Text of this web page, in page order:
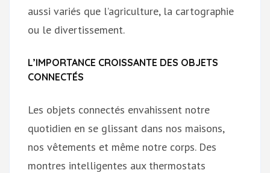
aussi variés que l’agriculture, la cartographie
ou le divertissement.
L’IMPORTANCE CROISSANTE DES OBJETS
CONNECTÉS
Les objets connectés envahissent notre
quotidien en se glissant dans nos maisons,
nos vêtements et même notre corps. Des
montres intelligentes aux thermostats